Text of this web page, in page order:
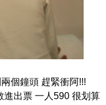
個鐘頭 趕緊衝阿!!!
進出票 一人590 很划算